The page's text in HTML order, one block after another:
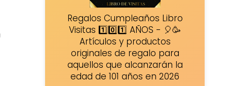
Regalos Cumpleaños Libro
Visitas 1️⃣0️⃣1️⃣ AÑOS - 🎈🥳
Artículos y productos
originales de regalo para
aquellos que alcanzarán la
edad de 101 años en 2026